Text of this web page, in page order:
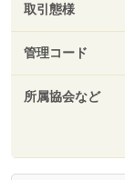
取引態様
管理コード
所属協会など